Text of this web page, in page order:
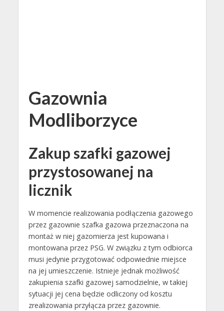
Gazownia
Modliborzyce
Zakup szafki gazowej
przystosowanej na
licznik
W momencie realizowania podłączenia gazowego
przez gazownie szafka gazowa przeznaczona na
montaż w niej gazomierza jest kupowana i
montowana przez PSG. W związku z tym odbiorca
musi jedynie przygotować odpowiednie miejsce
na jej umieszczenie. Istnieje jednak możliwość
zakupienia szafki gazowej samodzielnie, w takiej
sytuacji jej cena będzie odliczony od kosztu
zrealizowania przyłącza przez gazownie.